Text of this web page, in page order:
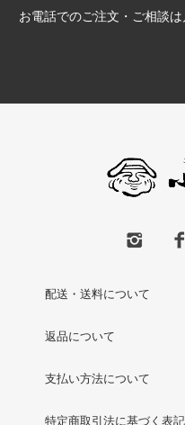
お電話でのご注文・ご相談
配送・送料について
返品について
支払い方法について
特定商取引法に基づく表記